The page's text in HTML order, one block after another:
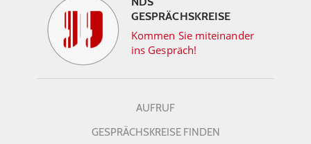
GESPRÄCHSKREISE
Kommen Sie miteinander
ins Gespräch!
AUFRUF
GESPRÄCHSKREISE FINDEN